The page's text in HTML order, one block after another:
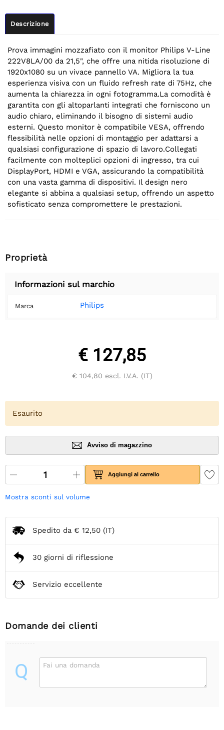
Descrizione
Prova immagini mozzafiato con il monitor Philips V-Line
222V8LA/00 da 21,5", che offre una nitida risoluzione di
1920x1080 su un vivace pannello VA. Migliora la tua
esperienza visiva con un fluido refresh rate di 75Hz, che
aumenta la chiarezza in ogni fotogramma.La comodità è
garantita con gli altoparlanti integrati che forniscono un
audio chiaro, eliminando il bisogno di sistemi audio
esterni. Questo monitor è compatibile VESA, offrendo
flessibilità nelle opzioni di montaggio per adattarsi a
qualsiasi configurazione di spazio di lavoro.Collegati
facilmente con molteplici opzioni di ingresso, tra cui
DisplayPort, HDMI e VGA, assicurando la compatibilità
con una vasta gamma di dispositivi. Il design nero
elegante si abbina a qualsiasi setup, offrendo un aspetto
sofisticato senza compromettere le prestazioni.
Proprietà
Informazioni sul marchio
Marca Philips
€ 127,85
€ 104,80 escl. I.V.A. (IT)
Esaurito
Avviso di magazzino
Aggiungi al carrello
Mostra sconti sul volume
Spedito da € 12,50 (IT)
30 giorni di riflessione
Servizio eccellente
Domande dei clienti
Q Fai una domanda